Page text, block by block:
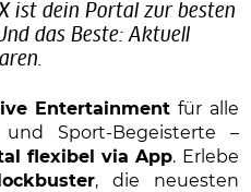
ist dein Portal zur besten
das Beste: Aktuell
Entertainment für alle
und Sport-Begeisterte –
flexibel via App. Erlebe
, die neuesten